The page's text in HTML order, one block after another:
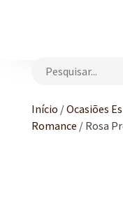
Início /Ocasiões
Romance / Rosa